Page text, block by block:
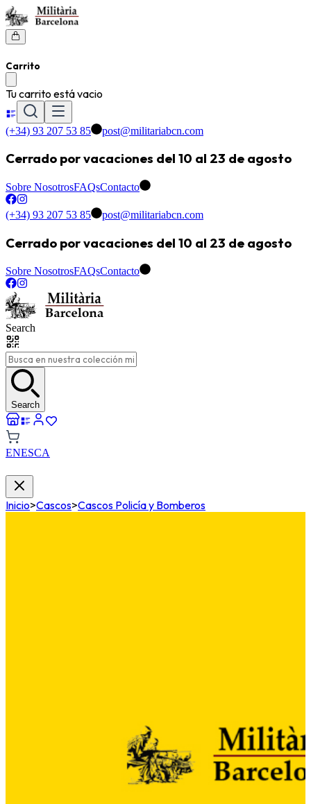
Carrito
Tu carrito está vacio
(+34) 93 207 53 85 post@militariabcn.com
Cerrado por vacaciones del 10 al 23 de agosto
Sobre NosotrosFAQsContacto
(+34) 93 207 53 85 post@militariabcn.com
Cerrado por vacaciones del 10 al 23 de agosto
Sobre NosotrosFAQsContacto
Search
Search
ENESCA
Inicio>Cascos>Cascos Policía y Bomberos